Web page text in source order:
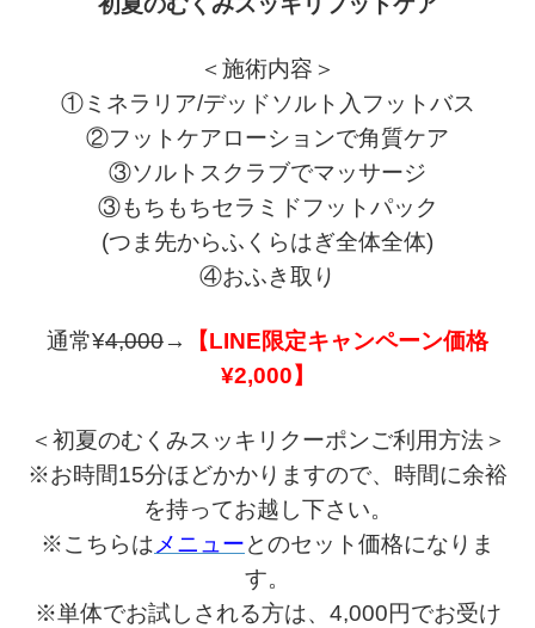
＜施術内容＞
①ミネラリア/デッドソルト入フットバス
②フットケアローションで角質ケア
③ソルトスクラブでマッサージ
③もちもちセラミドフットパック
(つま先からふくらはぎ全体全体)
④おふき取り
通常¥4,000→
【LINE限定キャンペーン価格
¥2,000】
＜初夏のむくみスッキリクーポンご利用方法＞
※お時間15分ほどかかりますので、時間に余裕
を持ってお越し下さい。
※こちらは メニューとのセット価格になりま
す。
※単体でお試しされる方は、4,000円でお受け